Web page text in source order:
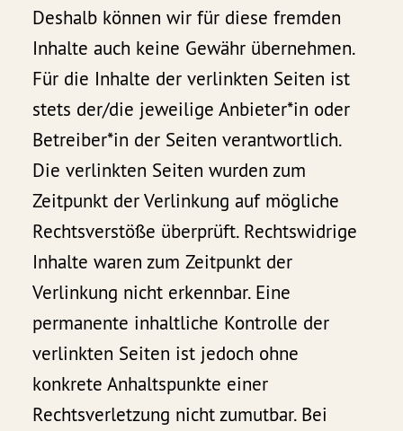
Deshalb können wir für diese fremden
Inhalte auch keine Gewähr übernehmen.
Für die Inhalte der verlinkten Seiten ist
stets der/die jeweilige Anbieter*in oder
Betreiber*in der Seiten verantwortlich.
Die verlinkten Seiten wurden zum
Zeitpunkt der Verlinkung auf mögliche
Rechtsverstöße überprüft. Rechtswidrige
Inhalte waren zum Zeitpunkt der
Verlinkung nicht erkennbar. Eine
permanente inhaltliche Kontrolle der
verlinkten Seiten ist jedoch ohne
konkrete Anhaltspunkte einer
Rechtsverletzung nicht zumutbar. Bei